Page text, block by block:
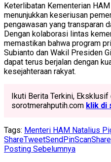
Keterlibatan Kementerian
menunjukkan keseriusan
pengawasan yang transparan
Dengan kolaborasi lintas
memastikan bahwa program
Subianto dan Wakil Presiden
dapat terus berjalan dengan
kesejahteraan rakyat.
Ikuti Berita Terkini, Eksklusif
sorotmerahputih.com klik di
Tags: Menteri HAM Natalius
ShareTweetSendPinScanShare
Posting Sebelumnya